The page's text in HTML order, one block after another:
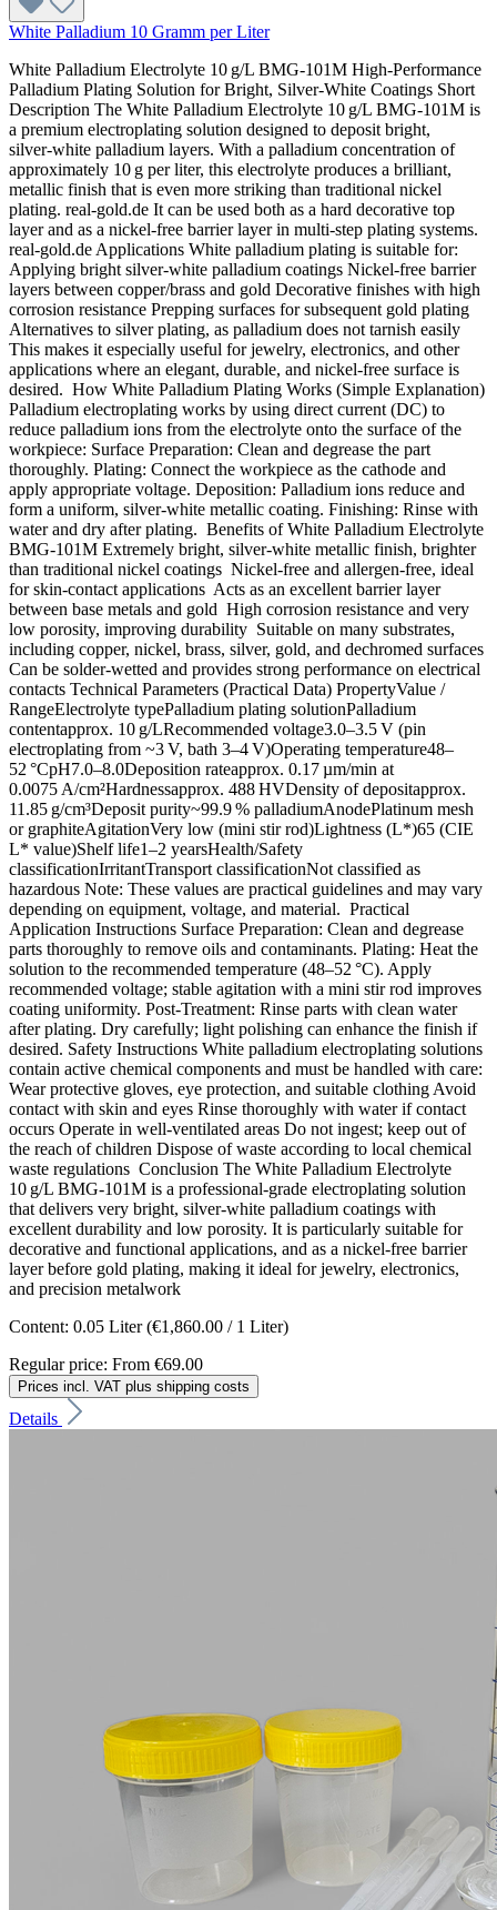
White Palladium 10 Gramm per Liter
White Palladium Electrolyte 10 g/L BMG‑101M High‑Performance
Palladium Plating Solution for Bright, Silver‑White Coatings Short
Description The White Palladium Electrolyte 10 g/L BMG‑101M is
a premium electroplating solution designed to deposit bright,
silver‑white palladium layers. With a palladium concentration of
approximately 10 g per liter, this electrolyte produces a brilliant,
metallic finish that is even more striking than traditional nickel
plating. real-gold.de It can be used both as a hard decorative top
layer and as a nickel‑free barrier layer in multi‑step plating systems.
real-gold.de Applications White palladium plating is suitable for:
Applying bright silver‑white palladium coatings Nickel‑free barrier
layers between copper/brass and gold Decorative finishes with high
corrosion resistance Prepping surfaces for subsequent gold plating
Alternatives to silver plating, as palladium does not tarnish easily
This makes it especially useful for jewelry, electronics, and other
applications where an elegant, durable, and nickel‑free surface is
desired. How White Palladium Plating Works (Simple Explanation)
Palladium electroplating works by using direct current (DC) to
reduce palladium ions from the electrolyte onto the surface of the
workpiece: Surface Preparation: Clean and degrease the part
thoroughly. Plating: Connect the workpiece as the cathode and
apply appropriate voltage. Deposition: Palladium ions reduce and
form a uniform, silver‑white metallic coating. Finishing: Rinse with
water and dry after plating. Benefits of White Palladium Electrolyte
BMG‑101M Extremely bright, silver‑white metallic finish, brighter
than traditional nickel coatings Nickel‑free and allergen‑free, ideal
for skin‑contact applications Acts as an excellent barrier layer
between base metals and gold High corrosion resistance and very
low porosity, improving durability Suitable on many substrates,
including copper, nickel, brass, silver, gold, and dechromed surfaces
Can be solder‑wetted and provides strong performance on electrical
contacts Technical Parameters (Practical Data) PropertyValue /
RangeElectrolyte typePalladium plating solutionPalladium
contentapprox. 10 g/LRecommended voltage3.0–3.5 V (pin
electroplating from ~3 V, bath 3–4 V)Operating temperature48–
52 °CpH7.0–8.0Deposition rateapprox. 0.17 µm/min at
0.0075 A/cm²Hardnessapprox. 488 HVDensity of depositapprox.
11.85 g/cm³Deposit purity~99.9 % palladiumAnodePlatinum mesh
or graphiteAgitationVery low (mini stir rod)Lightness (L*)65 (CIE
L* value)Shelf life1–2 yearsHealth/Safety
classificationIrritantTransport classificationNot classified as
hazardous Note: These values are practical guidelines and may vary
depending on equipment, voltage, and material. Practical
Application Instructions Surface Preparation: Clean and degrease
parts thoroughly to remove oils and contaminants. Plating: Heat the
solution to the recommended temperature (48–52 °C). Apply
recommended voltage; stable agitation with a mini stir rod improves
coating uniformity. Post‑Treatment: Rinse parts with clean water
after plating. Dry carefully; light polishing can enhance the finish if
desired. Safety Instructions White palladium electroplating solutions
contain active chemical components and must be handled with care:
Wear protective gloves, eye protection, and suitable clothing Avoid
contact with skin and eyes Rinse thoroughly with water if contact
occurs Operate in well‑ventilated areas Do not ingest; keep out of
the reach of children Dispose of waste according to local chemical
waste regulations Conclusion The White Palladium Electrolyte
10 g/L BMG‑101M is a professional‑grade electroplating solution
that delivers very bright, silver‑white palladium coatings with
excellent durability and low porosity. It is particularly suitable for
decorative and functional applications, and as a nickel‑free barrier
layer before gold plating, making it ideal for jewelry, electronics,
and precision metalwork
Content: 0.05 Liter(€1,860.00 / 1 Liter)
Regular price: From €69.00
Prices incl. VAT plus shipping costs
Details